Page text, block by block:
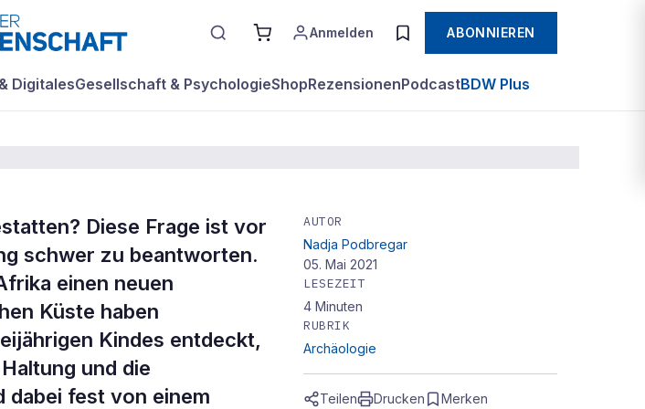
Anmelden ABONNIEREN
DigitalesGesellschaft & PsychologieShopRezensionenPodcastBDW Plus
Diese Frage ist vor
schwer zu beantworten.
einen neuen
Küste haben
Kindes entdeckt,
und die
dabei fest von einem
AUTOR
Nadja Podbregar
05. Mai 2021
LESEZEIT
4 Minuten
RUBRIK
Archäologie
Teilen Drucken Merken